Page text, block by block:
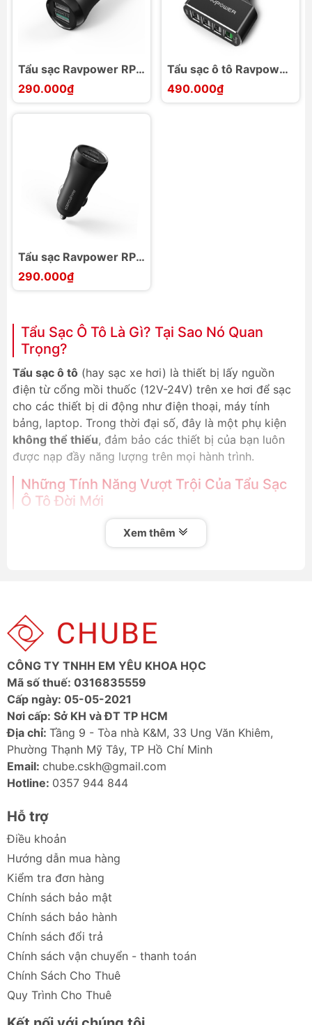
Tẩu sạc Ravpower RP-
PC088 30W sạc nhanh
290.000₫
Tẩu sạc ô tô Ravpower
RP-VC003, 4 cổng
USB, 54W
490.000₫
Tẩu sạc Ravpower RP-
PC090, 30W, USB-C
290.000₫
Tẩu Sạc Ô Tô Là Gì? Tại Sao Nó Quan
Trọng?
Tẩu sạc ô tô (hay sạc xe hơi) là thiết bị lấy nguồn
điện từ cổng mồi thuốc (12V-24V) trên xe hơi để sạc
cho các thiết bị di động như điện thoại, máy tính
bảng, laptop. Trong thời đại số, đây là một phụ kiện
không thể thiếu, đảm bảo các thiết bị của bạn luôn
được nạp đầy năng lượng trên mọi hành trình.
Những Tính Năng Vượt Trội Của Tẩu Sạc
Ô Tô Đời Mới
1. Sạc Nhanh Đa Chuẩn (Power Delivery &
thoại chỉ trong 30 phút, thậm chí cấp nguồn cho cả
MacBook, laptop.
2. Công Suất Cực Lớn (Lên Đến 160W)
Với công suất cao lên đến
tẩu sạc duy nhất có thể cung cấp đủ năng lượng cho
nhiều thiết bị cùng lúc, từ điện thoại, tai nghe đến cả
laptop yêu cầu nguồn lớn.
3. Thiết Kế Thông Minh & An Toàn
Sản phẩm từ các thương hiệu uy tín như
động điều chỉnh dòng điện, chống quá nhiệt, quá
dòng, ngắn mạch, bảo vệ an toàn tuyệt đối cho cả xe
4. Tích Hợp Nhiều Tiện Ích Đa Dạng
Không chỉ sạc, nhiều mẫu còn tích hợp dây rút gọn,
sạc không dây MagSafe, phát nhạc qua Bluetooth/FM,
hay thậm chí là bộ chuyển đổi nguồn điện 220V.
Các Loại Sạc Ô Tô Phổ Biến Nhất Tại
Chube.vn
Dựa trên nhu cầu đa dạng của người dùng, chúng tôi
phân loại sạc ô tô thành các nhóm chính sau:
Xem thêm
CÔNG TY TNHH EM YÊU KHOA HỌC
Mã số thuế: 0316835559
Cấp ngày: 05-05-2021
Nơi cấp: Sở KH và ĐT TP HCM
Địa chỉ: Tầng 9 - Tòa nhà K&M, 33 Ung Văn Khiêm,
Phường Thạnh Mỹ Tây, TP Hồ Chí Minh
Email: chube.cskh@gmail.com
Hotline: 0357 944 844
Hỗ trợ
Điều khoản
Hướng dẫn mua hàng
Kiểm tra đơn hàng
Chính sách bảo mật
Chính sách bảo hành
Chính sách đổi trả
Chính sách vận chuyển - thanh toán
Chính Sách Cho Thuê
Quy Trình Cho Thuê